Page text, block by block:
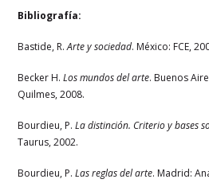
Bibliografía:
Bastide, R.Arte y sociedad. México: FCE,
Becker H.Los mundos del arte. Buenos
Quilmes, 2008.
Bourdieu, P.La distinción. Criterio y bases
Taurus, 2002.
Bourdieu, P.Las reglas del arte. Madrid: